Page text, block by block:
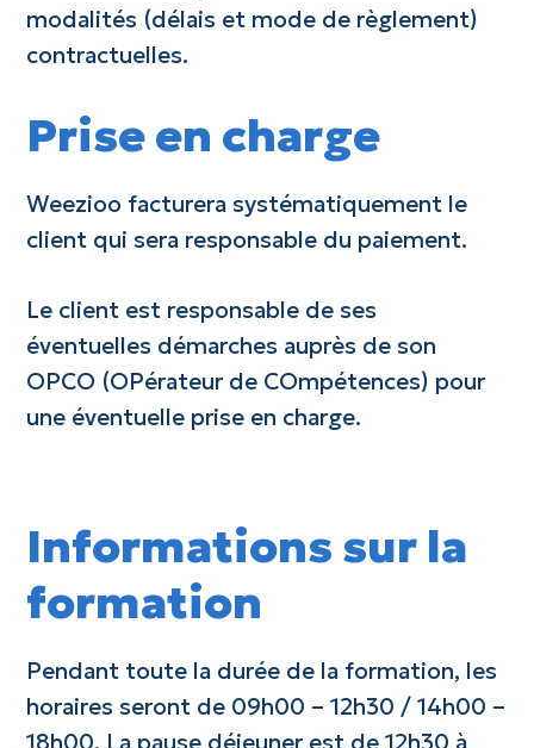
modalités (délais et mode de règlement)
contractuelles.
Prise en charge
Weezioo facturera systématiquement le
client qui sera responsable du paiement.
Le client est responsable de ses
éventuelles démarches auprès de son
OPCO (OPérateur de COmpétences) pour
une éventuelle prise en charge.
Informations sur la
formation
Pendant toute la durée de la formation, les
horaires seront de 09h00 – 12h30 / 14h00 –